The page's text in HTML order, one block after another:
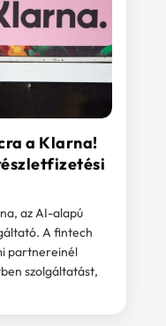
a Klarna!
az AI-alapú
A fintech
partnereinél
szolgáltatást,